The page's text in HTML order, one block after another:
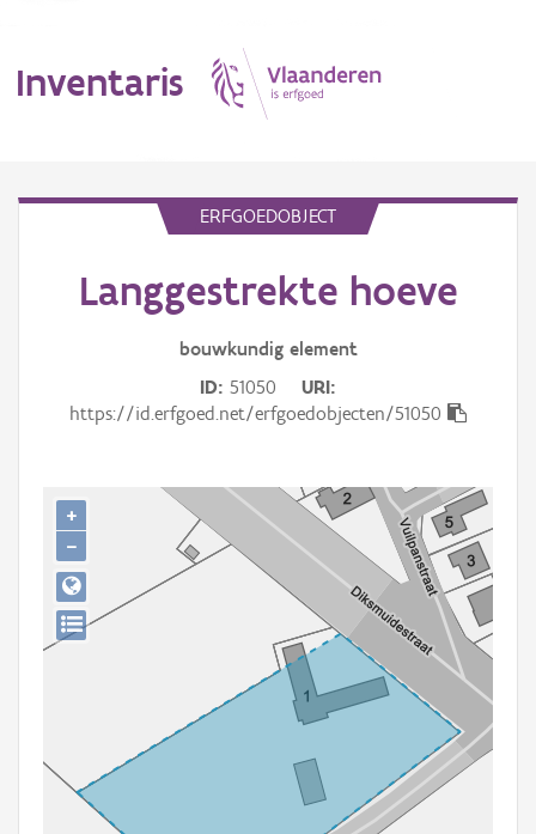
Inventaris
Erfgoedobject
Gebeurtenis
Persoon of collectief
Downloads
Hergebruik
ERFGOEDOBJECT
Langgestrekte hoeve
bouwkundig element
ID 51050
URI
https://id.erfgoed.net/erfgoedobjecten/51050
+
−